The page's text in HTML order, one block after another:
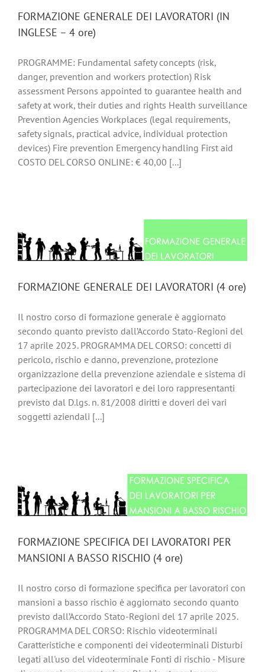
FORMAZIONE GENERALE DEI LAVORATORI (IN
INGLESE – 4 ore)
PROGRAMME: Fundamental safety concepts (risk,
danger, prevention and workers protection) Risk
assessment Persons appointed to guarantee health and
safety at work, their duties and rights Health surveillance
Prevention Agencies Workplaces (legal requirements,
safety signals, practical advice, individual protection
devices) Fire prevention Emergency handling First aid
COSTO DEL CORSO ONLINE: € 40,00 [...]
FORMAZIONE GENERALE DEI LAVORATORI (4 ore)
Il nostro corso di formazione generale è aggiornato
secondo quanto previsto dall’Accordo Stato-Regioni del
17 aprile 2025. PROGRAMMA DEL CORSO: concetti di
pericolo, rischio e danno, prevenzione, protezione
organizzazione della prevenzione aziendale e sistema di
partecipazione dei lavoratori e dei loro rappresentanti
previsto dal D.lgs. n. 81/2008 diritti e doveri dei vari
soggetti aziendali [...]
FORMAZIONE SPECIFICA DEI LAVORATORI PER
MANSIONI A BASSO RISCHIO (4 ore)
Il nostro corso di formazione specifica per lavoratori con
mansioni a basso rischio è aggiornato secondo quanto
previsto dall’Accordo Stato-Regioni del 17 aprile 2025.
PROGRAMMA DEL CORSO: Rischio videoterminali
Caratteristiche e componenti dei videoterminali Disturbi
legati all'uso del videoterminale Fonti di rischio - Misure